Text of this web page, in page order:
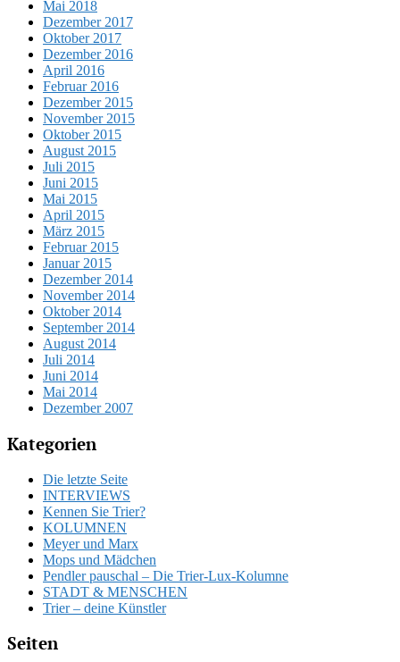
Mai 2018
Dezember 2017
Oktober 2017
Dezember 2016
April 2016
Februar 2016
Dezember 2015
November 2015
Oktober 2015
August 2015
Juli 2015
Juni 2015
Mai 2015
April 2015
März 2015
Februar 2015
Januar 2015
Dezember 2014
November 2014
Oktober 2014
September 2014
August 2014
Juli 2014
Juni 2014
Mai 2014
Dezember 2007
Kategorien
Die letzte Seite
INTERVIEWS
Kennen Sie Trier?
KOLUMNEN
Meyer und Marx
Mops und Mädchen
Pendler pauschal – Die Trier-Lux-Kolumne
STADT & MENSCHEN
Trier – deine Künstler
Seiten